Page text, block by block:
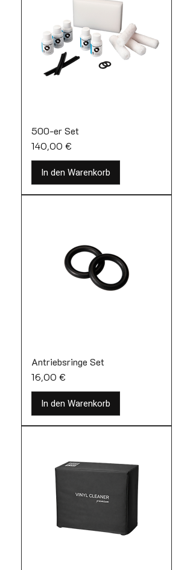
500-er Set
Preis
140,00 €
In den Warenkorb
Antriebsringe Set
Preis
16,00 €
In den Warenkorb